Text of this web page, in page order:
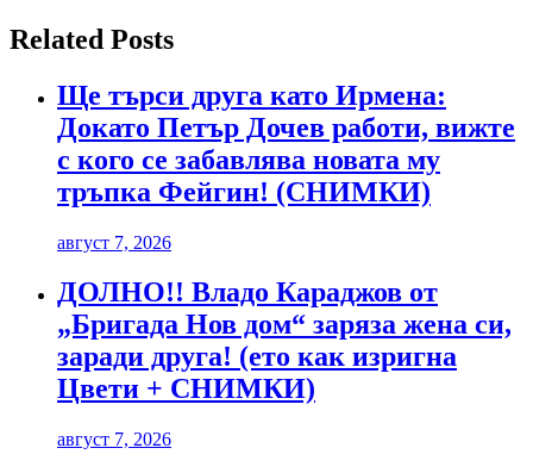
Related Posts
Ще търси друга като Ирмена:
Докато Петър Дочев работи, вижте
с кого се забавлява новата му
тръпка Фейгин! (СНИМКИ)
август 7, 2026
ДОЛНО!! Владо Караджов от
„Бригада Нов дом“ заряза жена си,
заради друга! (ето как изригна
Цвети + СНИМКИ)
август 7, 2026